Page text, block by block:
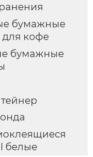
бумажные
для кофе
бумажные
белые